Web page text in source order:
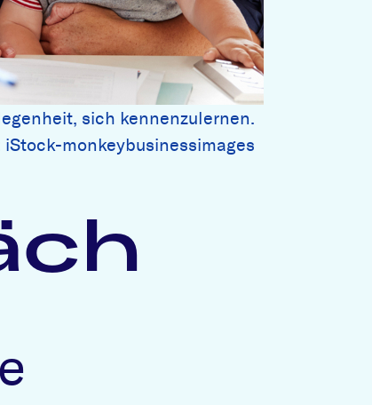
sich kennenzulernen.
iStock-monkeybusinessimages